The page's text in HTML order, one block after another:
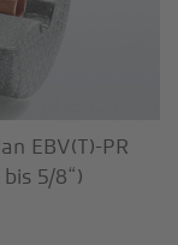
EBV(T)-PR
5/8“)